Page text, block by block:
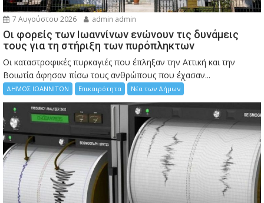
7 Αυγούστου 2026 admin admin
Οι φορείς των Ιωαννίνων ενώνουν τις δυνάμεις
τους για τη στήριξη των πυρόπληκτων
Οι καταστροφικές πυρκαγιές που έπληξαν την Αττική και την
Bοιωτία άφησαν πίσω τους ανθρώπους που έχασαν...
ΔΗΜΟΣ ΙΩΑΝΝΙΤΩΝ Επικαιρότητα Νέα των Δήμων